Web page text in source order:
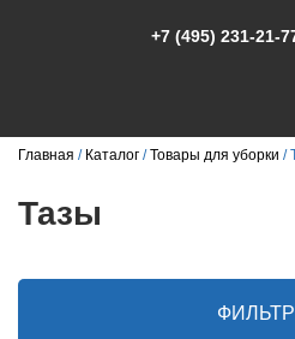
+7 (495) 231-21-
Главная Каталог Товары для уборки
Тазы
ФИЛЬТР